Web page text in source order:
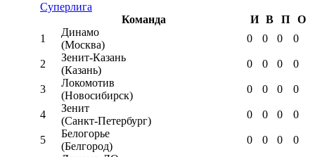
Суперлига
Команда
И В П
О
1
Динамо
(Москва)
0 0 0 0
2
Зенит-Казань
(Казань)
0 0 0 0
3
Локомотив
(Новосибирск)
0 0 0 0
4
Зенит
(Санкт-Петербург)
0 0 0 0
5
Белогорье
(Белгород)
0 0 0 0